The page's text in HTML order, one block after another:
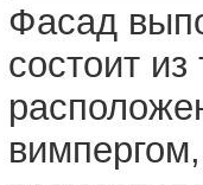
Фасад
состоит